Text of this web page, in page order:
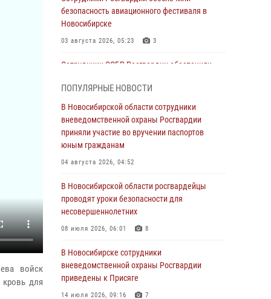
войск
для
безопасность авиационного фестиваля в
Новосибирске
03 августа 2026, 05:23 3
Сотрудники СОБР Росгвардии обеспечили
обысков в рамках расследования серии
мошенничеств
31 июля 2026, 07:52
В Новосибирском военном институте
30 июля 2026, 08:11 8
При силовой поддержке бойцов ОМОН и
СОБР Росгвардии пресечена деятельность
сфере страхования
29 июля 2026, 05:19
В Новосибирске сотрудниками
ПОПУЛЯРНЫЕ НОВОСТИ
В Новосибирской области сотрудники
вневедомственной охраны Росгвардии
приняли участие во вручении паспортов
юным гражданам
04 августа 2026, 04:52
В Новосибирской области росгвардейцы
проводят уроки безопасности для
несовершеннолетних
08 июля 2026, 06:01 8
В Новосибирске сотрудники
вневедомственной охраны Росгвардии
приведены к Присяге
14 июля 2026, 09:16 7